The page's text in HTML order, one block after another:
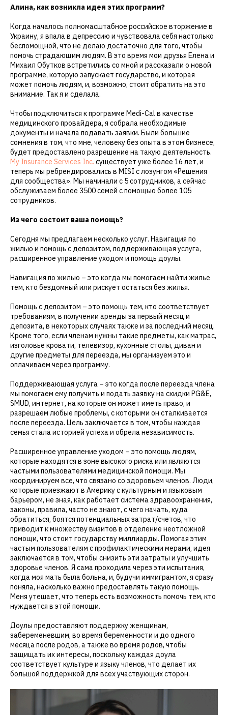
Алина, как возникла идея этих программ?
Когда началось полномасштабное российское вторжение в
Украину, я впала в депрессию и чувствовала себя настолько
беспомощной, что не делаю достаточно для того, чтобы
помочь страдающим людям. В это время мои друзья Елена и
Михаил Обутков встретились со мной и рассказали о новой
программе, которую запускает государство, и которая
может помочь людям, и, возможно, стоит обратить на это
внимание. Так я и сделала.
Чтобы подключиться к программе Medi-Cal в качестве
медицинского провайдера, я собрала необходимые
документы и начала подавать заявки. Были большие
сомнения в том, что мне, человеку без опыта в этом бизнесе,
будет предоставлено разрешение на такую деятельность.
My Insurance Services Inc. существует уже более 16 лет, и
теперь мы ребрендировались в MISI с лозунгом «Решения
для сообщества». Мы начинали с 5 сотрудников, а сейчас
обслуживаем более 3500 семей с помощью более 105
сотрудников.
Из чего состоит ваша помощь?
Сегодня мы предлагаем несколько услуг. Навигация по
жилью и помощь с депозитом, поддерживающая услуга,
расширенное управление уходом и помощь доулы.
Навигация по жилью – это когда мы помогаем найти жилье
тем, кто бездомный или рискует остаться без жилья.
Помощь с депозитом – это помощь тем, кто соответствует
требованиям, в получении аренды за первый месяц и
депозита, в некоторых случаях также и за последний месяц.
Кроме того, если членам нужны такие предметы, как матрас,
изголовье кровати, телевизор, кухонные столы, диван и
другие предметы для переезда, мы организуем это и
оплачиваем через программу.
Поддерживающая услуга – это когда после переезда члена
мы помогаем ему получить и подать заявку на скидки PG&E,
SMUD, интернет, на которые он может иметь право, и
разрешаем любые проблемы, с которыми он сталкивается
после переезда. Цель заключается в том, чтобы каждая
семья стала историей успеха и обрела независимость.
Расширенное управление уходом – это помощь людям,
которые находятся в зоне высокого риска или являются
частыми пользователями медицинской помощи. Мы
координируем все, что связано со здоровьем членов. Люди,
которые приезжают в Америку с культурным и языковым
барьером, не зная, как работает система здравоохранения,
законы, правила, часто не знают, с чего начать, куда
обратиться, боятся потенциальных затрат/счетов, что
приводит к множеству визитов в отделение неотложной
помощи, что стоит государству миллиарды. Помогая этим
частым пользователям с профилактическими мерами, идея
заключается в том, чтобы снизить эти затраты и улучшить
здоровье членов. Я сама проходила через эти испытания,
когда моя мать была больна, и, будучи иммигрантом, я сразу
поняла, насколько важно предоставлять такую помощь.
Меня утешает, что теперь есть возможность помочь тем, кто
нуждается в этой помощи.
Доулы предоставляют поддержку женщинам,
забеременевшим, во время беременности и до одного
месяца после родов, а также во время родов, чтобы
защищать их интересы, поскольку каждая доула
соответствует культуре и языку членов, что делает их
большой поддержкой для всех участвующих сторон.